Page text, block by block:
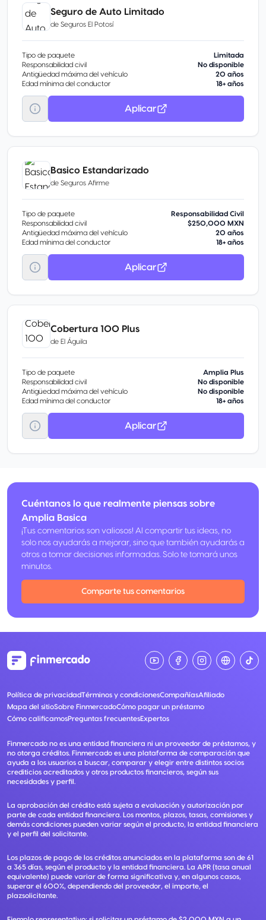
Seguro de Auto Limitado
de Seguros El Potosí
Tipo de paquete
Limitada
Responsabilidad civil
No disponible
Antigüedad máxima del vehículo
20 años
Edad mínima del conductor
18+ años
Aplicar
Basico Estandarizado
de Seguros Afirme
Tipo de paquete
Responsabilidad Civil
Responsabilidad civil
$250,000 MXN
Antigüedad máxima del vehículo
20 años
Edad mínima del conductor
18+ años
Aplicar
Cobertura 100 Plus
de El Águila
Tipo de paquete
Amplia Plus
Responsabilidad civil
No disponible
Antigüedad máxima del vehículo
No disponible
Edad mínima del conductor
18+ años
Aplicar
Cuéntanos lo que realmente piensas sobre
Amplia Basica
¡Tus comentarios son valiosos! Al compartir tus ideas, no
solo nos ayudarás a mejorar, sino que también ayudarás a
otros a tomar decisiones informadas. Solo te tomará unos
minutos.
Comparte tus comentarios
Política de privacidadTérminos y condicionesCompañíasAfiliado
Mapa del sitioSobre FinmercadoCómo pagar un préstamo
Cómo calificamosPreguntas frecuentesExpertos
Finmercado no es una entidad financiera ni un proveedor de préstamos, y
no otorga créditos. Finmercado es una plataforma de comparación que
ayuda a los usuarios a buscar, comparar y elegir entre distintos socios
crediticios acreditados y otros productos financieros, según sus
necesidades y perfil.
La aprobación del crédito está sujeta a evaluación y autorización por
parte de cada entidad financiera. Los montos, plazos, tasas, comisiones y
demás condiciones pueden variar según el producto, la entidad financiera
y el perfil del solicitante.
Los plazos de pago de los créditos anunciados en la plataforma son de 61
a 365 días, según el producto y la entidad financiera. La APR (tasa anual
equivalente) puede variar de forma significativa y, en algunos casos,
superar el 600%, dependiendo del proveedor, el importe, el
plazsolicitante.